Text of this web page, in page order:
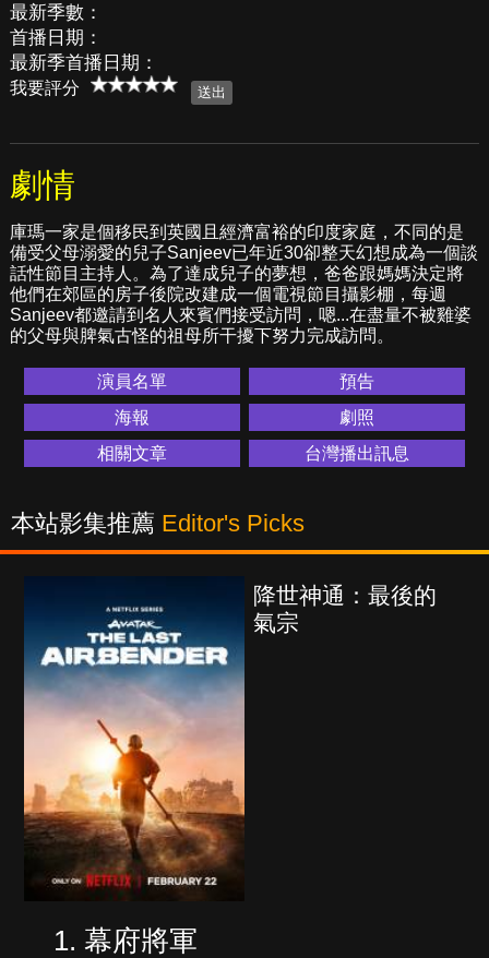
最新季數：
首播日期：
最新季首播日期：
我要評分
劇情
庫瑪一家是個移民到英國且經濟富裕的印度家庭，不同的是
備受父母溺愛的兒子Sanjeev已年近30卻整天幻想成為一個談
話性節目主持人。為了達成兒子的夢想，爸爸跟媽媽決定將
他們在郊區的房子後院改建成一個電視節目攝影棚，每週
Sanjeev都邀請到名人來賓們接受訪問，嗯...在盡量不被雞婆
的父母與脾氣古怪的祖母所干擾下努力完成訪問。
演員名單
預告
海報
劇照
相關文章
台灣播出訊息
本站影集推薦 Editor's Picks
降世神通：最後的
氣宗
幕府將軍